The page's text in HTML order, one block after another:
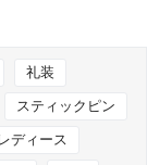
礼装
スティックピン
レディース